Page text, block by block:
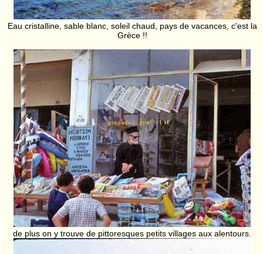
Eau cristalline, sable blanc, soleil chaud, pays de vacances, c'est la
Grèce !!
de plus on y trouve de pittoresques petits villages aux alentours.